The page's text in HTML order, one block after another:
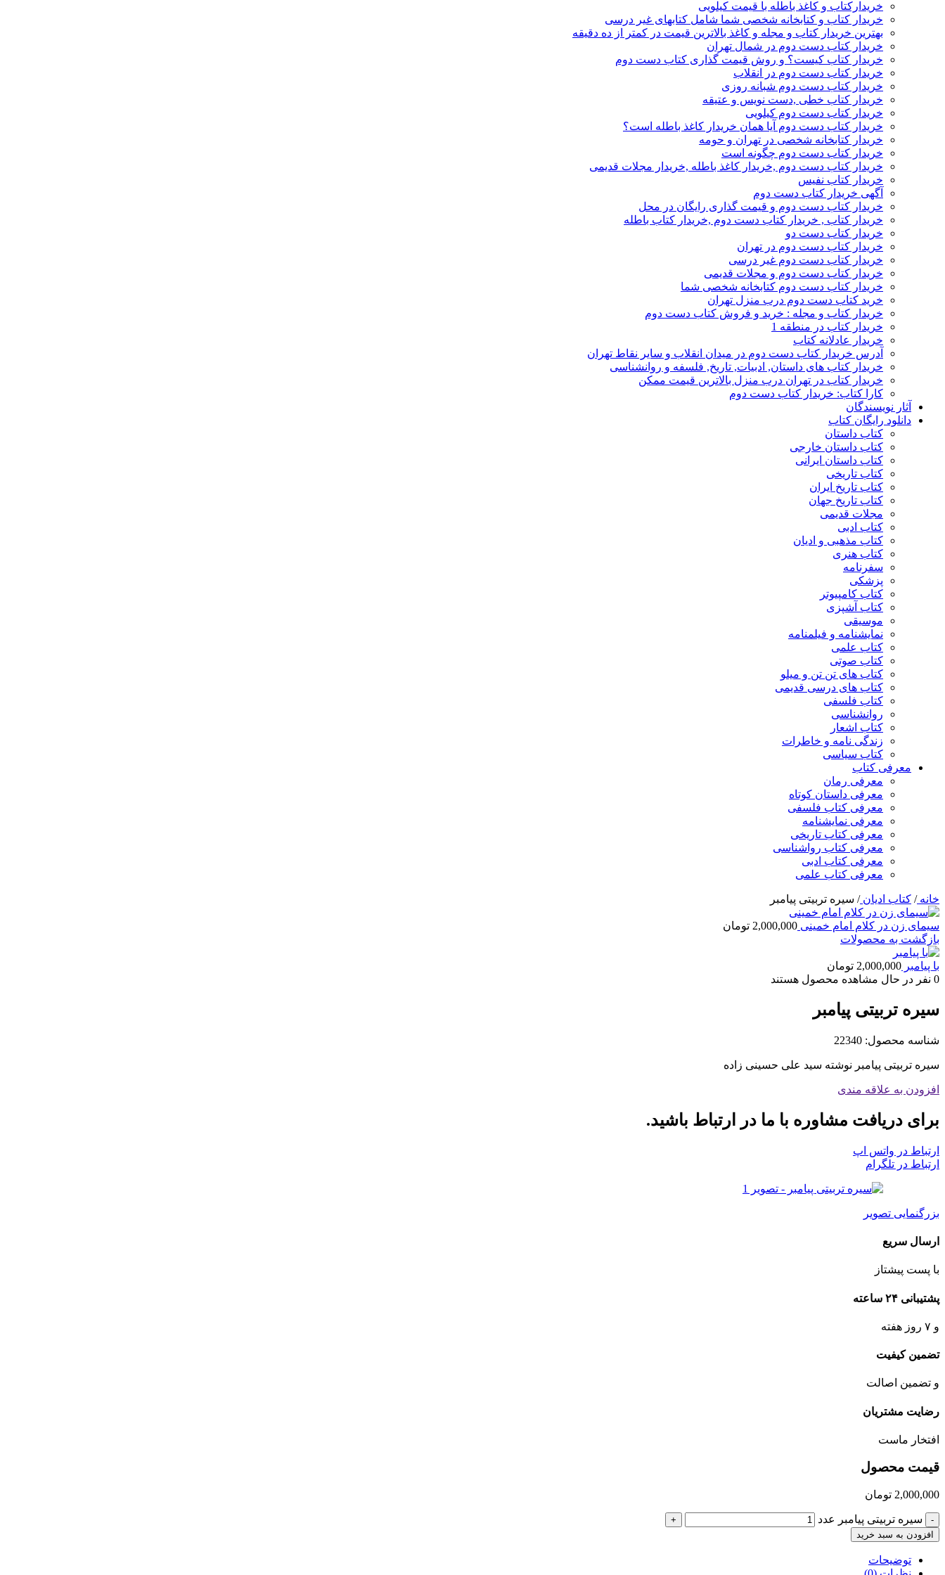
خریدارکتاب و کاغذ باطله با قیمت کیلویی
خریدار کتاب و کتابخانه شخصی شما شامل کتابهای غیر درسی
بهترین خریدار کتاب و مجله و کاغذ بالاترین قیمت در کمتر از ده دقیقه
خریدار کتاب دست دوم در شمال تهران
خریدار کتاب کیست؟ و روش قیمت گذاری کتاب دست دوم
خریدار کتاب دست دوم در انقلاب
خریدار کتاب دست دوم شبانه روزی
خریدار کتاب خطی ,دست نویس و عتیقه
خریدار کتاب دست دوم کیلویی
خریدار کتاب دست دوم آیا همان خریدار کاغذ باطله است؟
خریدار کتابخانه شخصی در تهران و حومه
خریدار کتاب دست دوم چگونه است
خریدار کتاب دست دوم ,خریدار کاغذ باطله ,خریدار مجلات قدیمی
خریدار کتاب نفیس
آگهی خریدار کتاب دست دوم
خریدار کتاب دست دوم و قیمت گذاری رایگان در محل
خریدار کتاب , خریدار کتاب دست دوم ,خریدار کتاب باطله
خریدار کتاب دست دو
خریدار کتاب دست دوم در تهران
خریدار کتاب دست دوم غیر درسی
خریدار کتاب دست دوم و مجلات قدیمی
خریدار کتاب دست دوم کتابخانه شخصی شما
خرید کتاب دست دوم درب منزل تهران
خریدار کتاب و مجله : خرید و فروش کتاب دست دوم
خریدار کتاب در منطقه 1
خریدار عادلانه کتاب
آدرس خریدار کتاب دست دوم در میدان انقلاب و سایر نقاط تهران
خریدار کتاب های داستان, ادبیات, تاریخ, فلسفه و روانشناسی
خریدار کتاب در تهران درب منزل بالاترین قیمت ممکن
کارا کتاب: خریدار کتاب دست دوم
آثار نویسندگان
دانلود رایگان کتاب
کتاب داستان
کتاب داستان خارجی
کتاب داستان ایرانی
کتاب تاریخی
کتاب تاریخ ایران
کتاب تاریخ جهان
مجلات قدیمی
کتاب ادبی
کتاب مذهبی و ادیان
کتاب هنری
سفرنامه
پزشکی
کتاب کامپیوتر
کتاب آشپزی
موسیقی
نمایشنامه و فیلمنامه
کتاب علمی
کتاب صوتی
کتاب های تن تن و میلو
کتاب های درسی قدیمی
کتاب فلسفی
روانشناسی
کتاب اشعار
زندگی نامه و خاطرات
کتاب سیاسی
معرفی کتاب
معرفی رمان
معرفی داستان کوتاه
معرفی کتاب فلسفی
معرفی نمایشنامه
معرفی کتاب تاریخی
معرفی کتاب رواشناسی
معرفی کتاب ادبی
معرفی کتاب علمی
خانه/ کتاب ادیان/ سیره تربیتی پیامبر
سیمای زن در کلام امام خمینی 2,000,000 تومان
بازگشت به محصولات
با پیامبر 2,000,000 تومان
0 نفر در حال مشاهده محصول هستند
سیره تربیتی پیامبر
شناسه محصول: 22340
سیره تربیتی پیامبر نوشته سید علی حسینی زاده
افزودن به علاقه مندی
برای دریافت مشاوره با ما در ارتباط باشید.
ارتباط در واتس اپ
ارتباط در تلگرام
بزرگنمایی تصویر
ارسال سریع
با پست پیشتاز
پشتیبانی ۲۴ ساعته
و ۷ روز هفته
تضمین کیفیت
و تضمین اصالت
رضایت مشتریان
افتخار ماست
قیمت محصول
2,000,000 تومان
- سیره تربیتی پیامبر عدد
+
افزودن به سبد خرید
توضیحات